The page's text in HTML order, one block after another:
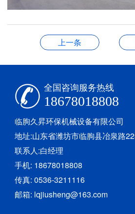
上一条
全国咨询服务热线
18678018808
临朐久昇环保机械设备有限公司
地址:山东省潍坊市临朐县冶泉路
联系人:白经理
手机: 18678018808
传真: 0536-3211116
邮箱: lqjiusheng@163.com